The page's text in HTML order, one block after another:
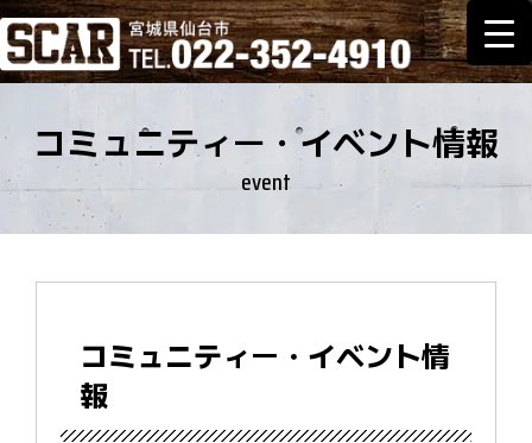
コミュニティー・イベント情報
event
コミュニティー・イベント情
報